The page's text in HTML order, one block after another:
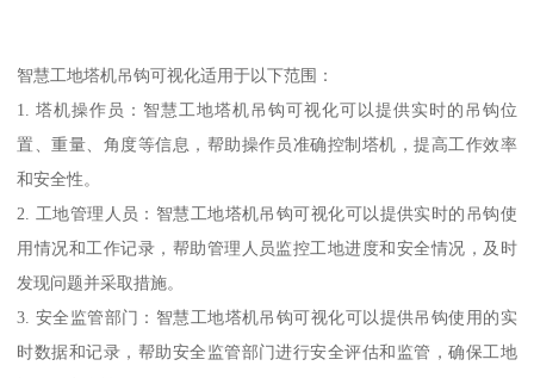
智慧工地塔机吊钩可视化适用于以下范围：
1. 塔机操作员：智慧工地塔机吊钩可视化可以提供实时的吊钩位
置、重量、角度等信息，帮助操作员准确控制塔机，提高工作效率
和安全性。
2. 工地管理人员：智慧工地塔机吊钩可视化可以提供实时的吊钩使
用情况和工作记录，帮助管理人员监控工地进度和安全情况，及时
发现问题并采取措施。
3. 安全监管部门：智慧工地塔机吊钩可视化可以提供吊钩使用的实
时数据和记录，帮助安全监管部门进行安全评估和监管，确保工地